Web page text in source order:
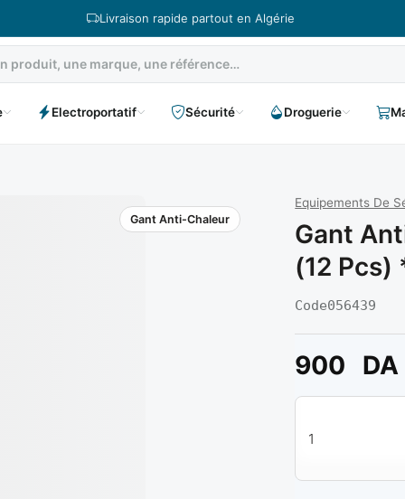
Livraison rapide partout en Algérie
Electroportatif Sécurité Droguerie
Gant Anti-Chaleur
Equipements De
Gant
(12 Pcs)
Code056439
900 DA
quantité de Gant